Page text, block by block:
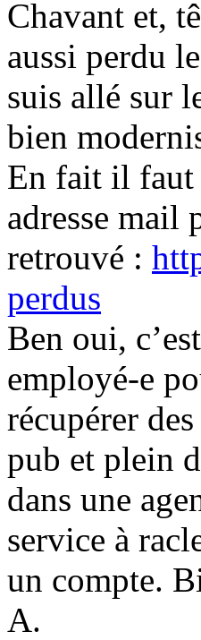
Chavant et,
aussi perdu
suis allé sur
bien
En fait il faut
adresse mail
retrouvé :
perdus
Ben oui,
employé-e
récupérer
pub et plein
dans une
service à
un compte.
A.